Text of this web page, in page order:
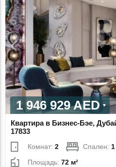
1 946 929 AED
Квартира в Бизнес-Бэе,
17833
Комнат:2 Спален:1
Площадь:72 м²